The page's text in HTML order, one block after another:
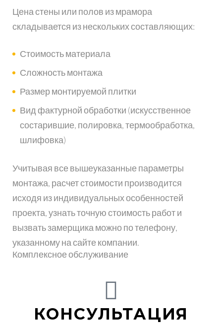
Цена стены или полов из мрамора
складывается из нескольких составляющих:
Стоимость материала
Сложность монтажа
Размер монтируемой плитки
Вид фактурной обработки (искусственное
состарившие, полировка, термообработка,
шлифовка)
Учитывая все вышеуказанные параметры
монтажа, расчет стоимости производится
исходя из индивидуальных особенностей
проекта, узнать точную стоимость работ и
вызвать замерщика можно по телефону,
указанному на сайте компании.
Комплексное обслуживание
КОНСУЛЬТАЦИЯ